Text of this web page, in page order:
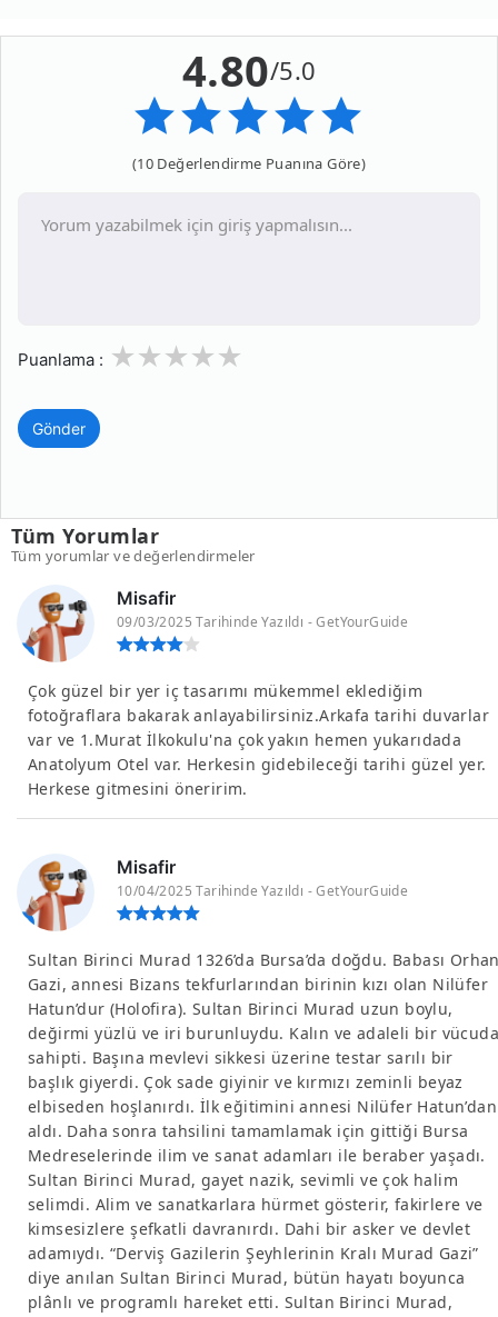
4.80/5.0
(10 Değerlendirme Puanına Göre)
Puanlama : 3
2
1
Gönder
Tüm Yorumlar
Tüm yorumlar ve değerlendirmeler
Misafir
09/03/2025 Tarihinde Yazıldı - GetYourGuide
Çok güzel bir yer iç tasarımı mükemmel eklediğim
fotoğraflara bakarak anlayabilirsiniz.Arkafa tarihi duvarlar
var ve 1.Murat İlkokulu'na çok yakın hemen yukarıdada
Anatolyum Otel var. Herkesin gidebileceği tarihi güzel yer.
Herkese gitmesini öneririm.
Misafir
10/04/2025 Tarihinde Yazıldı - GetYourGuide
Sultan Birinci Murad 1326’da Bursa’da doğdu. Babası
Gazi, annesi Bizans tekfurlarından birinin kızı olan Nilüfer
Hatun’dur (Holofira). Sultan Birinci Murad uzun boylu,
değirmi yüzlü ve iri burunluydu. Kalın ve adaleli bir vücuda
sahipti. Başına mevlevi sikkesi üzerine testar sarılı bir
başlık giyerdi. Çok sade giyinir ve kırmızı zeminli beyaz
elbiseden hoşlanırdı. İlk eğitimini annesi Nilüfer Hatun’dan
aldı. Daha sonra tahsilini tamamlamak için gittiği Bursa
Medreselerinde ilim ve sanat adamları ile beraber yaşadı.
Sultan Birinci Murad, gayet nazik, sevimli ve çok halim
selimdi. Alim ve sanatkarlara hürmet gösterir, fakirlere ve
kimsesizlere şefkatli davranırdı. Dahi bir asker ve devlet
adamıydı. “Derviş Gazilerin Şeyhlerinin Kralı Murad Gazi”
diye anılan Sultan Birinci Murad, bütün hayatı boyunca
plânlı ve programlı hareket etti. Sultan Birinci Murad,